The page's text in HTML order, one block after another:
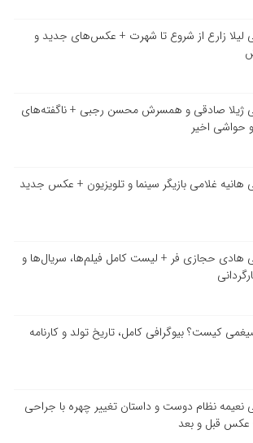
لیلا زارع از شروع تا شهرت + عکس‌های جدید و
ژیلا صادقی و همسرش محسن رجبی + ناگفته‌های
حواشی اخیر
هانیه غلامی بازیگر سینما و تلویزیون + عکس جدید
هادی حجازی فر + لیست کامل فیلم‌ها، سریال‌ها و
کیست؟ بیوگرافی کامل، تاریخ تولد و کارنامه
نعیمه نظام دوست و داستان تغییر چهره با جراحی
عکس قبل و بعد